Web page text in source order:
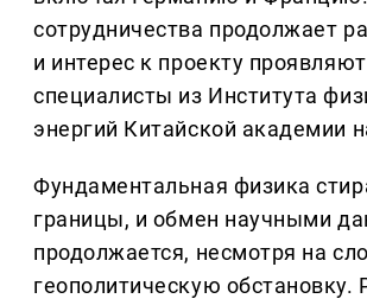
сотрудничества продолжает
и интерес к проекту проявляют
специалисты из Института
энергий Китайской академии
Фундаментальная физика
границы, и обмен научными
продолжается, несмотря на
геополитическую обстановку.